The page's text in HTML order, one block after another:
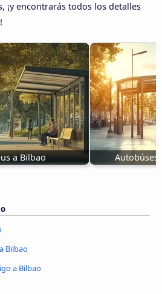
¡y encontrarás todos los detalles
a Bilbao Autobúses
Bilbao
a Bilbao